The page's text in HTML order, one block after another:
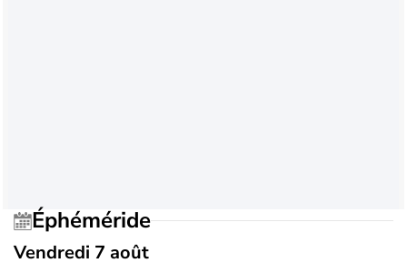
Éphéméride
Vendredi 7 août